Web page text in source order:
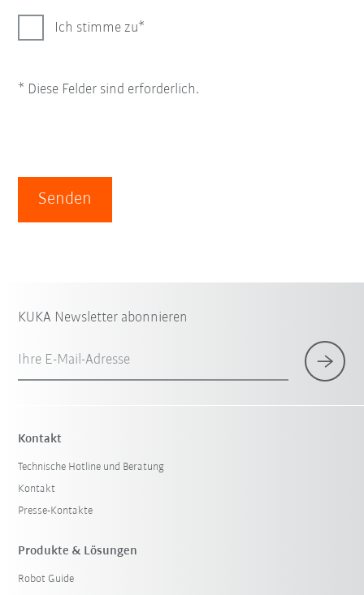
Ich stimme zu
* Diese Felder sind erforderlich.
Senden
KUKA Newsletter abonnieren
Ihre E-Mail-Adresse
Kontakt
Technische Hotline und Beratung
Kontakt
Presse-Kontakte
Produkte & Lösungen
Robot Guide